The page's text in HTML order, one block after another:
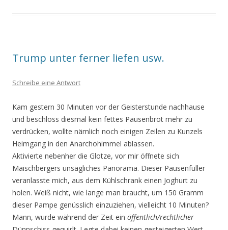
Trump unter ferner liefen usw.
Schreibe eine Antwort
Kam gestern 30 Minuten vor der Geisterstunde nachhause
und beschloss diesmal kein fettes Pausenbrot mehr zu
verdrücken, wollte nämlich noch einigen Zeilen zu Kunzels
Heimgang in den Anarchohimmel ablassen.
Aktivierte nebenher die Glotze, vor mir öffnete sich
Maischbergers unsägliches Panorama. Dieser Pausenfüller
veranlasste mich, aus dem Kühlschrank einen Joghurt zu
holen. Weiß nicht, wie lange man braucht, um 150 Gramm
dieser Pampe genüsslich einzuziehen, vielleicht 10 Minuten?
Mann, wurde während der Zeit ein öffentlich/rechtlicher